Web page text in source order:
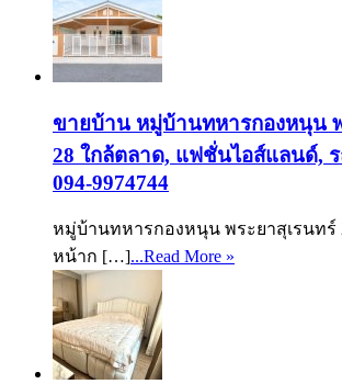
ขายบ้าน หมู่บ้านทหารกองหนุน
28 ใกล้ตลาด, แฟชั่นไอส์แลนด์,
094-9974744
หมู่บ้านทหารกองหนุน พระยาสุเรนทร์
หน้าก […]...Read More »